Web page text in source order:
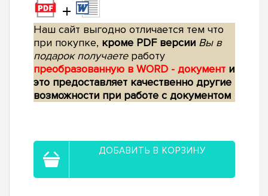
+
Наш сайт выгодно отличается тем что
при покупке, кроме PDF версии Вы в
подарок получаетеработу
преобразованную в WORD - документ и
это предоставляет качественно другие
возможности при работе с документом
ДОБАВИТЬ В КОРЗИНУ